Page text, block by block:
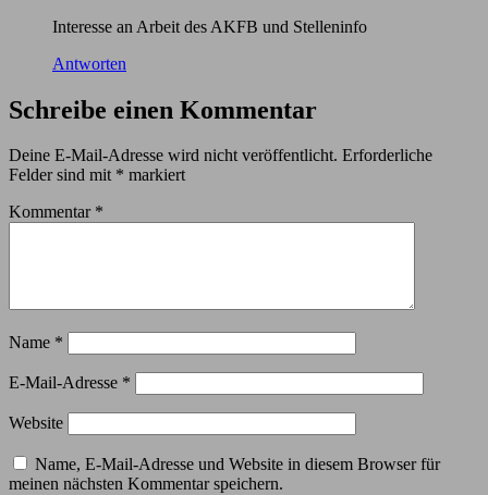
Interesse an Arbeit des AKFB und Stelleninfo
Antworten
Schreibe einen Kommentar
Deine E-Mail-Adresse wird nicht veröffentlicht. Erforderliche
Felder sind mit * markiert
Kommentar *
Name *
E-Mail-Adresse *
Website
Name, E-Mail-Adresse und Website in diesem Browser für
meinen nächsten Kommentar speichern.